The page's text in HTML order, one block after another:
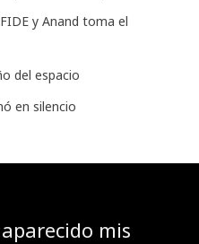
y Anand toma el
del espacio
en silencio
mis